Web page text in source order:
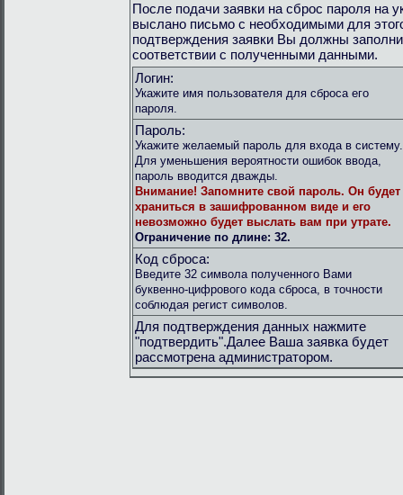
После подачи заявки на сброс пароля на
выслано письмо с необходимыми для
подтверждения заявки Вы должны
соответствии с полученными данными.
Логин:
Укажите имя пользователя для сброса его
пароля.
Пароль:
Укажите желаемый пароль для входа в систему.
Для уменьшения вероятности ошибок ввода,
пароль вводится дважды.
Внимание! Запомните свой пароль. Он будет
храниться в зашифрованном виде и его
невозможно будет выслать вам при утрате.
Ограничение по длине: 32.
Код сброса:
Введите 32 символа полученного Вами
буквенно-цифрового кода сброса, в точности
соблюдая регист символов.
Для подтверждения данных нажмите
"подтвердить".Далее Ваша заявка будет
рассмотрена администратором.